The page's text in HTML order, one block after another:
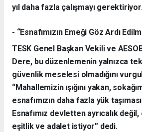
yıl daha fazla çalışmayı
- “Esnafımızın Emeği Göz Ardı
TESK Genel Başkan Vekili ve
Dere, bu düzenlemenin yalnızca
güvenlik meselesi olmadığını
“Mahallemizin ışığını yakan,
esnafımızın daha fazla yük
Esnafımız devletten ayrıcalık değil,
eşitlik ve adalet istiyor” dedi.